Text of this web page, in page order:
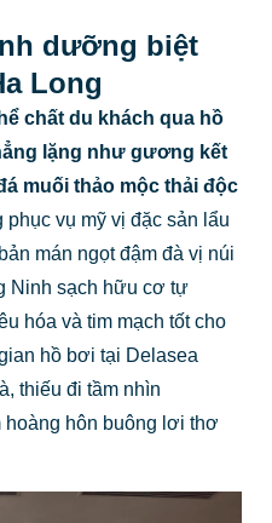
dưỡng biệt
Long
chất du khách qua hồ
lặng như gương kết
muối thảo mộc thải độc
vụ mỹ vị đặc sản lẩu
mán ngọt đậm đà vị núi
Ninh sạch hữu cơ tự
hóa và tim mạch tốt cho
hồ bơi tại Delasea
thiếu đi tầm nhìn
hoàng hôn buông lơi thơ